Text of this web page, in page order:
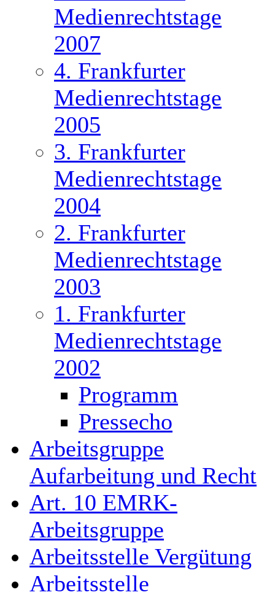
Medienrechtstage
2007
4. Frankfurter
Medienrechtstage
2005
3. Frankfurter
Medienrechtstage
2004
2. Frankfurter
Medienrechtstage
2003
1. Frankfurter
Medienrechtstage
2002
Programm
Pressecho
Arbeitsgruppe
Aufarbeitung und Recht
Art. 10 EMRK-
Arbeitsgruppe
Arbeitsstelle Vergütung
Arbeitsstelle